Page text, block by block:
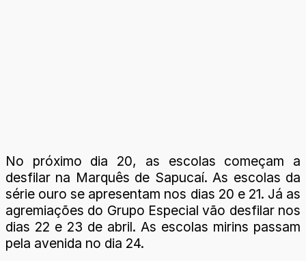
No próximo dia 20, as escolas começam a
desfilar na Marquês de Sapucaí. As escolas da
série ouro se apresentam nos dias 20 e 21. Já as
agremiações do Grupo Especial vão desfilar nos
dias 22 e 23 de abril. As escolas mirins passam
pela avenida no dia 24.